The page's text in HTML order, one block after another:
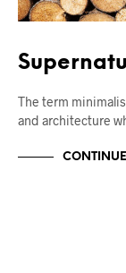
The term
and architecture